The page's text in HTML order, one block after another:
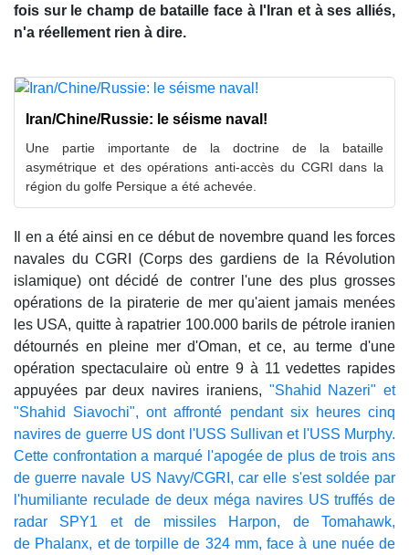
fois sur le champ de bataille face à l'Iran et à ses alliés,
n'a réellement rien à dire.
Iran/Chine/Russie: le séisme naval!
Une partie importante de la doctrine de la bataille
asymétrique et des opérations anti-accès du CGRI dans la
région du golfe Persique a été achevée.
Il en a été ainsi en ce début de novembre quand les forces
navales du CGRI (Corps des gardiens de la Révolution
islamique) ont décidé de contrer l'une des plus grosses
opérations de la piraterie de mer qu'aient jamais menées
les USA, quitte à rapatrier 100.000 barils de pétrole iranien
détournés en pleine mer d'Oman, et ce, au terme d'une
opération spectaculaire où entre 9 à 11 vedettes rapides
appuyées par deux navires iraniens, "Shahid Nazeri" et
"Shahid Siavochi", ont affronté pendant six heures cinq
navires de guerre US dont l'USS Sullivan et l'USS Murphy.
Cette confrontation a marqué l'apogée de plus de trois ans
de guerre navale US Navy/CGRI, car elle s'est soldée par
l'humiliante reculade de deux méga navires US truffés de
radar SPY1 et de missiles Harpon, de Tomahawk,
de Phalanx, et de torpille de 324 mm, face à une nuée de